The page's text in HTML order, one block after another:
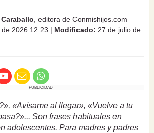
, editora de Conmishijos.com
2026 12:23 | Modificado: 27 de julio de
PUBLICIDAD
«Avísame al llegar», «Vuelve a tu
Son frases habituales en
adolescentes. Para madres y padres